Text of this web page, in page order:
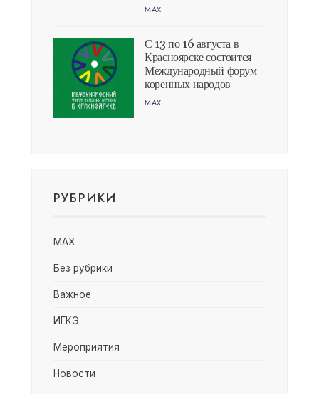
MAX
С 13 по 16 августа в
Красноярске состоится
Международный форум
коренных народов
MAX
РУБРИКИ
MAX
Без рубрики
Важное
ИГКЭ
Мероприятия
Новости